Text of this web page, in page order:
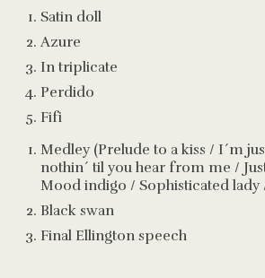
Satin doll
Azure
In triplicate
Perdido
Fifi
Medley (Prelude to a kiss / I´m
nothin´ til you hear from me /
Mood indigo / Sophisticated lady
Black swan
Final Ellington speech